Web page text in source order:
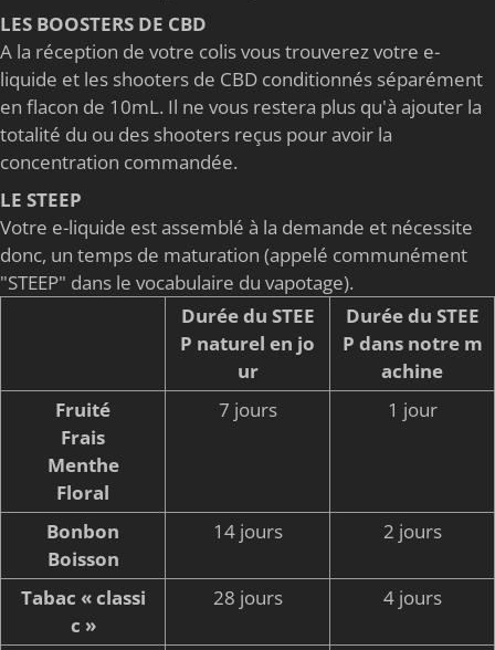
LES BOOSTERS DE CBD
A la réception de votre colis vous trouverez votre e-
liquide et les shooters de CBD conditionnés séparément
en flacon de 10mL. Il ne vous restera plus qu'à ajouter la
totalité du ou des shooters reçus pour avoir la
concentration commandée.
LE STEEP
Votre e-liquide est assemblé à la demande et nécessite
donc, un temps de maturation (appelé communément
"STEEP" dans le vocabulaire du vapotage).
Durée du STEE
P naturel en jo
ur
Durée du STEE
P dans notre m
achine
Fruité
Frais
Menthe
Floral
7 jours 1 jour
Bonbon
Boisson
14 jours 2 jours
Tabac « classi
c »
28 jours 4 jours